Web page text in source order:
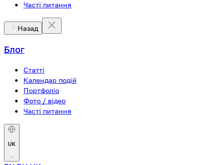
Часті питання
Назад
Блог
Статті
Календар подій
Портфоліо
Фото / відео
Часті питання
UK